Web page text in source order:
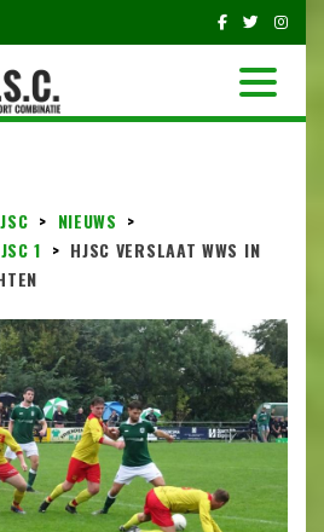
> NIEUWS >
1 > HJSC VERSLAAT WWS IN